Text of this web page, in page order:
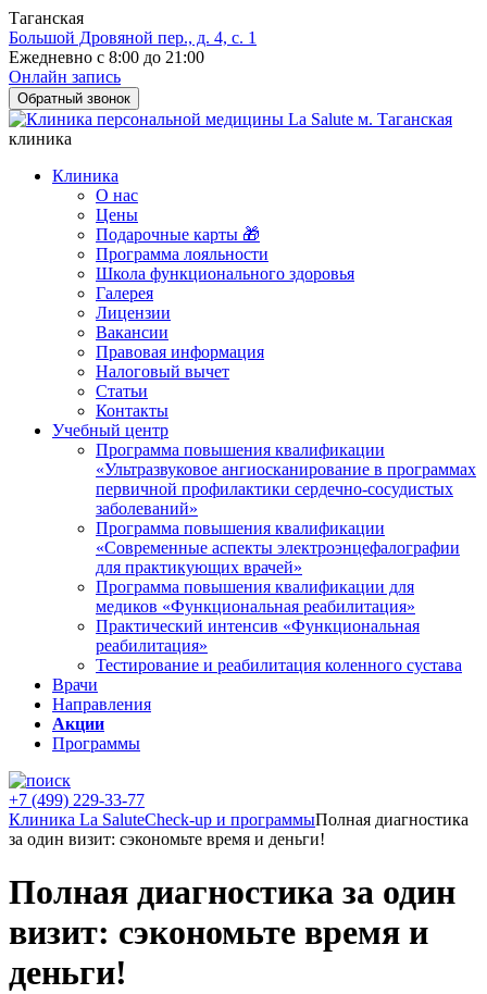
Таганская
Большой Дровяной пер., д. 4, с. 1
Ежедневно с 8:00 до 21:00
Онлайн запись
Обратный звонок
клиника
Клиника
О нас
Цены
Подарочные карты 🎁
Программа лояльности
Школа функционального здоровья
Галерея
Лицензии
Вакансии
Правовая информация
Налоговый вычет
Статьи
Контакты
Учебный центр
Программа повышения квалификации
«Ультразвуковое ангиосканирование в программах
первичной профилактики сердечно-сосудистых
заболеваний»
Программа повышения квалификации
«Современные аспекты электроэнцефалографии
для практикующих врачей»
Программа повышения квалификации для
медиков «Функциональная реабилитация»
Практический интенсив «Функциональная
реабилитация»
Тестирование и реабилитация коленного сустава
Врачи
Направления
Акции
Программы
+7 (499) 229-33-77
Клиника La SaluteCheck-up и программыПолная диагностика
за один визит: сэкономьте время и деньги!
Полная диагностика за один
визит: сэкономьте время и
деньги!